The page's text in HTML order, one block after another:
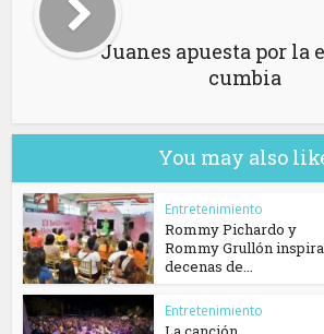
Juanes apuesta por la
cumbia
You may also
Entretenimiento
Rommy Pichardo y
Rommy Grullón
decenas de...
Entretenimiento